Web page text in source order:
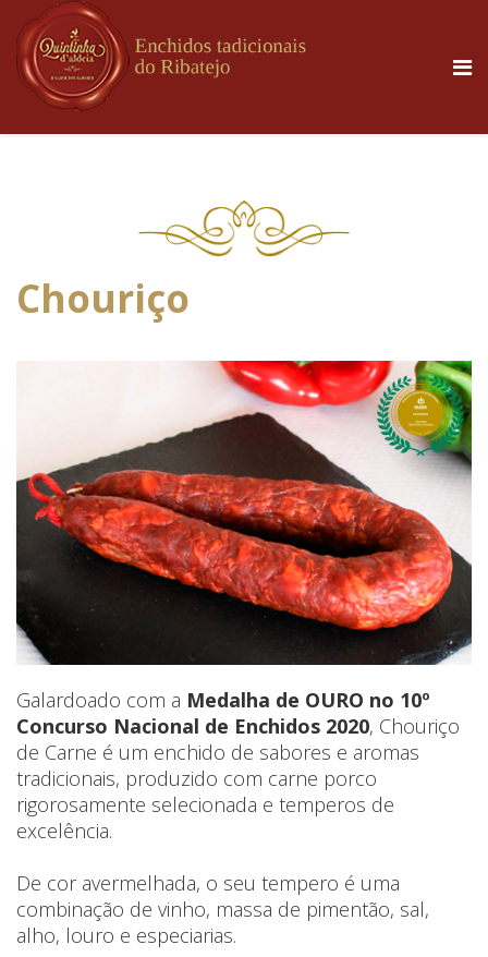
Chouriço
Galardoado com a Medalha de OURO no 10º
Concurso Nacional de Enchidos 2020, Chouriço
de Carne é um enchido de sabores e aromas
tradicionais, produzido com carne porco
rigorosamente selecionada e temperos de
excelência.
De cor avermelhada, o seu tempero é uma
combinação de vinho, massa de pimentão, sal,
alho, louro e especiarias.